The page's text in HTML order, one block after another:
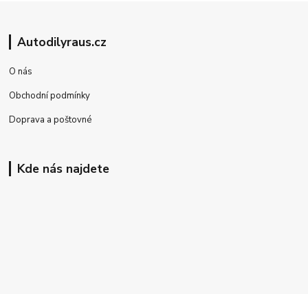
Autodilyraus.cz
O nás
Obchodní podmínky
Doprava a poštovné
Kde nás najdete